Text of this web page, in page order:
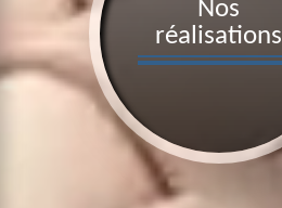
Nos
réalisations